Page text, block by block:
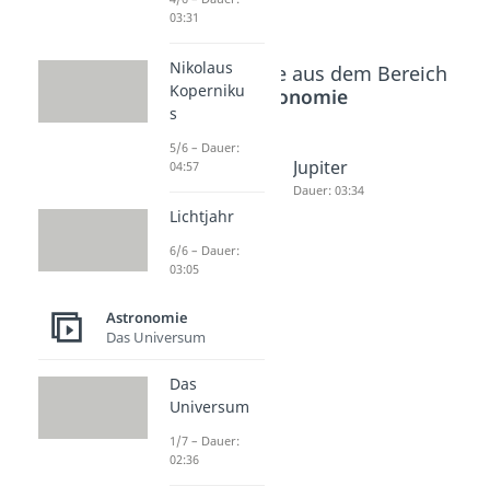
Beliebte Inhalte aus dem Bereich
Astronomie
Jupiter
Dauer: 03:34
03:31
Nikolaus
Koperniku
s
5/6 – Dauer:
04:57
Lichtjahr
6/6 – Dauer:
03:05
Astronomie
Das Universum
Das
Universum
1/7 – Dauer:
02:36